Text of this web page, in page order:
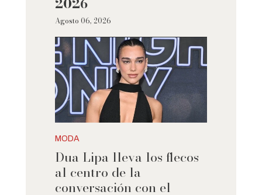
Agosto 06, 2026
MODA
Dua Lipa lleva los flecos
al centro de la
conversación con el